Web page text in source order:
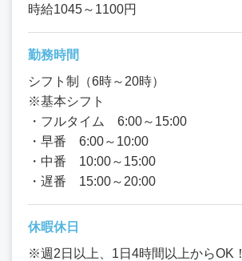
時給1045～1100円
勤務時間
シフト制（6時～20時）
※基本シフト
・フルタイム 6:00～15:00
・早番 6:00～10:00
・中番 10:00～15:00
・遅番 15:00～20:00
休暇休日
※週2日以上、1日4時間以上からOK！